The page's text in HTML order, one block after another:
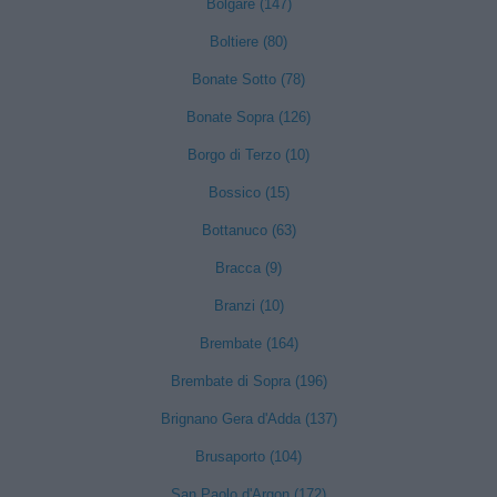
Bolgare (147)
Boltiere (80)
Bonate Sotto (78)
Bonate Sopra (126)
Borgo di Terzo (10)
Bossico (15)
Bottanuco (63)
Bracca (9)
Branzi (10)
Brembate (164)
Brembate di Sopra (196)
Brignano Gera d'Adda (137)
Brusaporto (104)